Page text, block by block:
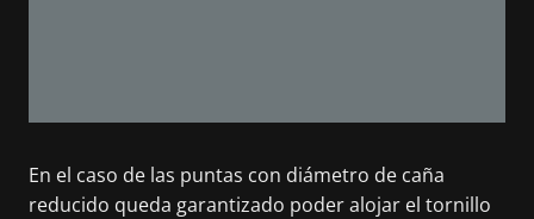
En el caso de las puntas con diámetro de caña
reducido queda garantizado poder alojar el tornillo